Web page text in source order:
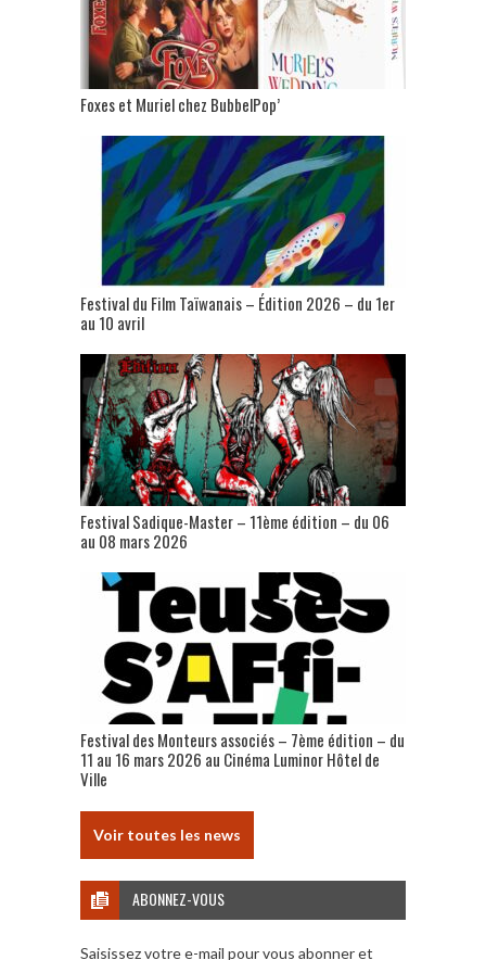
Foxes et Muriel chez BubbelPop’
Festival du Film Taïwanais – Édition 2026 – du 1er
au 10 avril
Festival Sadique-Master – 11ème édition – du 06
au 08 mars 2026
Festival des Monteurs associés – 7ème édition – du
11 au 16 mars 2026 au Cinéma Luminor Hôtel de
Ville
Voir toutes les news
ABONNEZ-VOUS
Saisissez votre e-mail pour vous abonner et